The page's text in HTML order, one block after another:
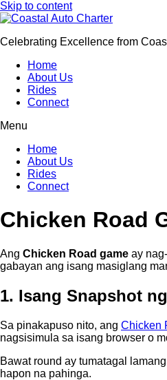
Skip to content
Celebrating Excellence from
Home
About Us
Rides
Connect
Menu
Home
About Us
Rides
Connect
Chicken Road
Ang Chicken Road game ay
gabayan ang isang masiglang
1. Isang Snapshot
Sa pinakapuso nito, ang Chicken
nagsisimula sa isang browser o
Bawat round ay tumatagal
hapon na pahinga.